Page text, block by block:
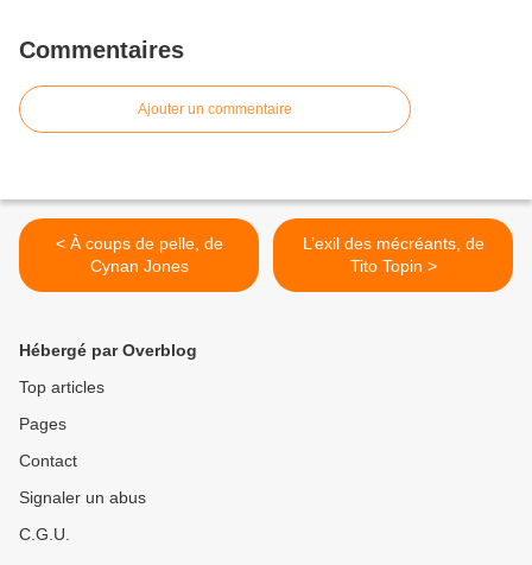
Commentaires
Ajouter un commentaire
< À coups de pelle, de
Cynan Jones
L’exil des mécréants, de
Tito Topin >
Hébergé par Overblog
Top articles
Pages
Contact
Signaler un abus
C.G.U.